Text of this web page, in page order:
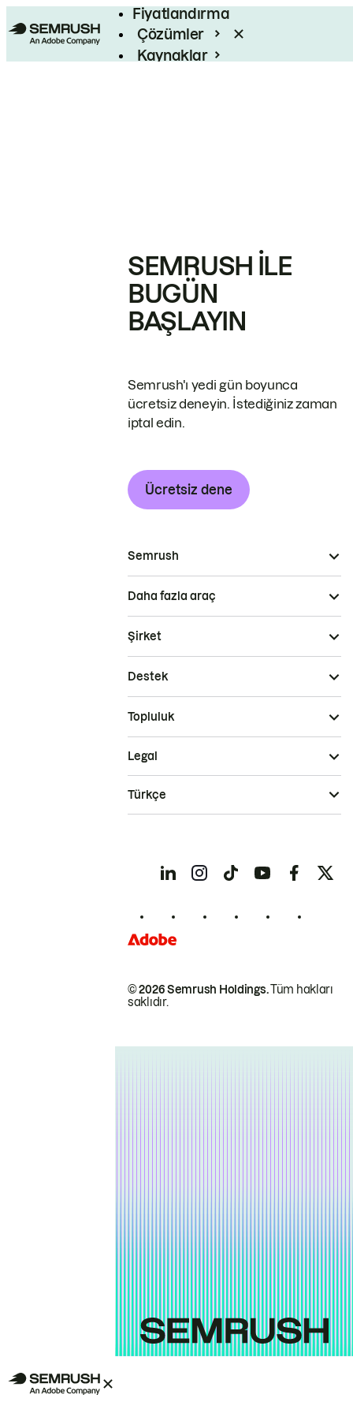
Fiyatlandırma
Çözümler
Kaynaklar
SEMRUSH ILE
BUGÜN
BAŞLAYIN
Semrush'ı yedi gün boyunca
ücretsiz deneyin. İstediğiniz zaman
iptal edin.
Ücretsiz dene
Semrush
Daha fazla araç
Şirket
Destek
Topluluk
© 2026 Semrush Holdings.Tüm hakları
saklıdır.
Legal
Türkçe